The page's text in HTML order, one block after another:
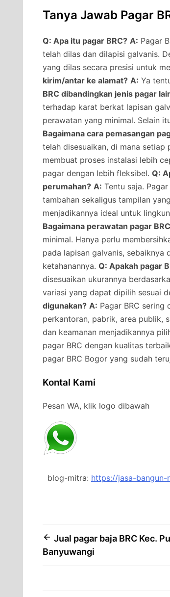
Tanya Jawab Pagar
Q: Apa itu pagar BRC? A: Pagar
telah dilas dan dilapisi galvanis.
yang dilas secara presisi untuk
kirim/antar ke alamat? A: Ya
BRC dibandingkan jenis pagar
terhadap karat berkat lapisan
perawatan yang minimal. Selain
Bagaimana cara pemasangan
telah disesuaikan, di mana setiap
membuat proses instalasi lebih
pagar dengan lebih fleksibel. Q:
perumahan? A: Tentu saja.
tambahan sekaligus tampilan
menjadikannya ideal untuk
Bagaimana perawatan pagar
minimal. Hanya perlu
pada lapisan galvanis, sebaiknya
ketahanannya. Q: Apakah pagar
disesuaikan ukurannya
variasi yang dapat dipilih sesuai
digunakan? A: Pagar BRC
perkantoran, pabrik, area publik,
dan keamanan menjadikannya
pagar BRC dengan kualitas
pagar BRC Bogor yang sudah
Kontal Kami
Pesan WA, klik logo dibawah
blog-mitra: https://jasa-bangun-
Post
navigation
Jual pagar baja BRC Kec.
Banyuwangi